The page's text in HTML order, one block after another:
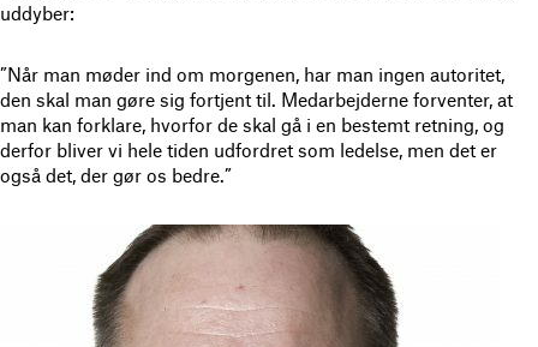
uddyber:
”Når man møder ind om morgenen, har man ingen autoritet,
den skal man gøre sig fortjent til. Medarbejderne forventer, at
man kan forklare, hvorfor de skal gå i en bestemt retning, og
derfor bliver vi hele tiden udfordret som ledelse, men det er
også det, der gør os bedre.”